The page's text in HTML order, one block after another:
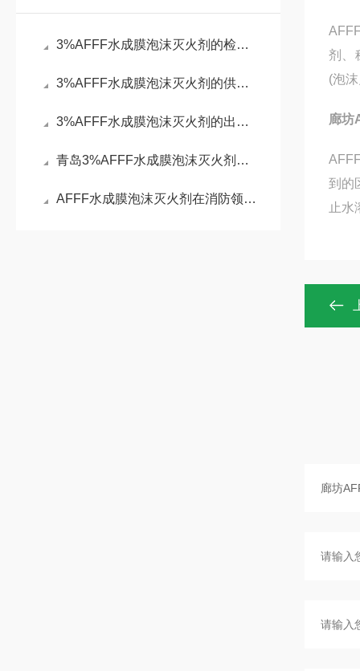
3%AFFF水成膜泡沫灭火剂的检测化验
3%AFFF水成膜泡沫灭火剂的供货企业
3%AFFF水成膜泡沫灭火剂的出厂标准
青岛3%AFFF水成膜泡沫灭火剂的验收标准
AFFF水成膜泡沫灭火剂在消防领域中占据着重要地位
剂、
(泡
廊坊
到的
止水